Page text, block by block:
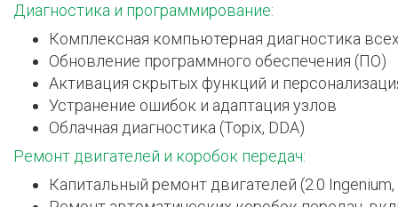
Диагностика и программирование:
Комплексная компьютерная диагностика
Обновление программного обеспечения (ПО)
Активация скрытых функций и
Устранение ошибок и адаптация узлов
Облачная диагностика (Topix, DDA)
Ремонт двигателей и коробок передач:
Капитальный ремонт двигателей (2.0 Ingenium,